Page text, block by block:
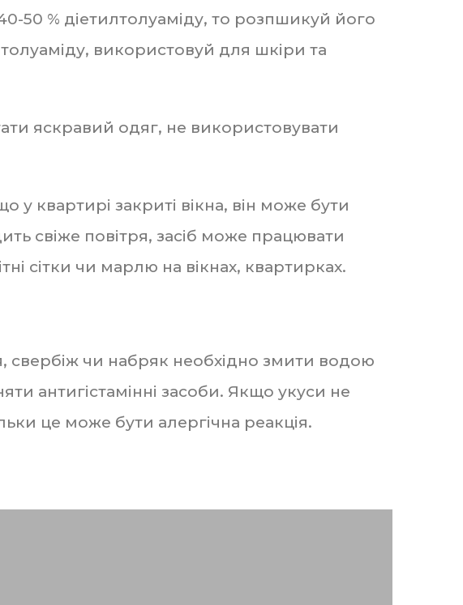
50 % діетилтолуаміду, то розпшикуй його
використовуй для шкіри та
яскравий одяг, не використовувати
квартирі закриті вікна, він може бути
свіже повітря, засіб може працювати
сітки чи марлю на вікнах, квартирках.
свербіж чи набряк необхідно змити водою
антигістамінні засоби. Якщо укуси не
це може бути алергічна реакція.